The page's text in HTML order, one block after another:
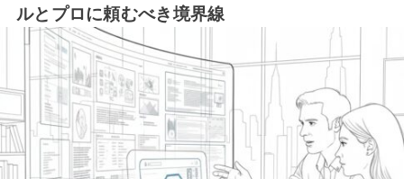
ルとプロに頼むべき境界線